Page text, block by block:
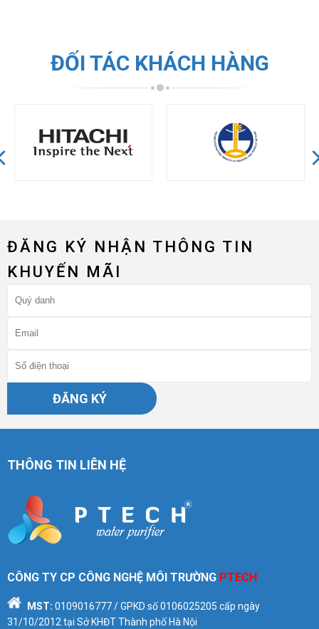
ĐỐI TÁC KHÁCH HÀNG
ĐĂNG KÝ NHẬN THÔNG TIN
KHUYẾN MÃI
ĐĂNG KÝ
THÔNG TIN LIÊN HỆ
CÔNG TY CP CÔNG NGHỆ MÔI TRƯỜNG PTECH
MST: 0109016777/ GPKD số0106025205 cấp ngày
31/10/2012 tại Sở KHĐT Thành phố Hà Nội